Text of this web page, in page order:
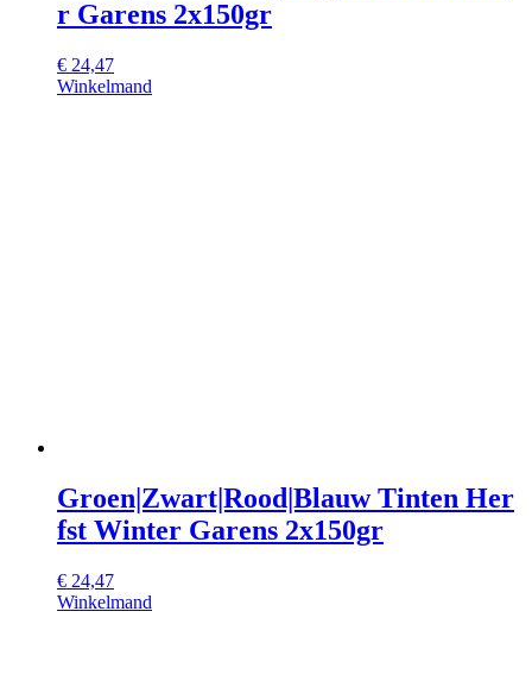
r Garens 2x150gr
€ 24,47
Winkelmand
Groen|Zwart|Rood|Blauw Tinten Her
fst Winter Garens 2x150gr
€ 24,47
Winkelmand